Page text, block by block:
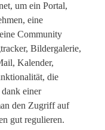
um ein Portal,
eine
Community
Bildergalerie,
Kalender,
die
einer
den Zugriff auf
gut regulieren.